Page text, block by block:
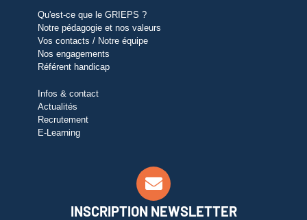
Qu'est-ce que le GRIEPS ?
Notre pédagogie et nos valeurs
Vos contacts / Notre équipe
Nos engagements
Référent handicap
Infos & contact
Actualités
Recrutement
E-Learning
INSCRIPTION NEWSLETTER